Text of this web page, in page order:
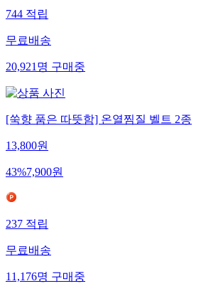
744적립
무료배송
20,921명구매중
[쑥향 품은 따뜻함] 온열찜질 벨트 2종
13,800원
43%7,900원
237적립
무료배송
11,176명구매중